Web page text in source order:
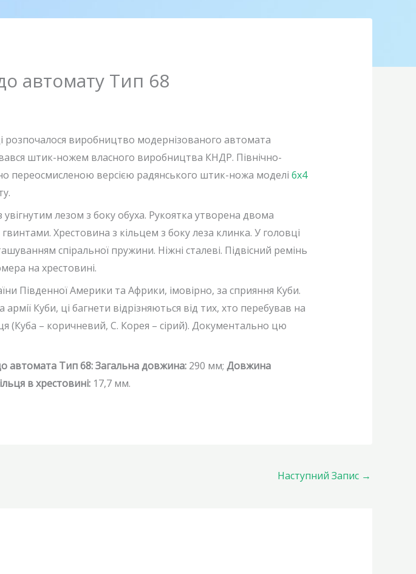
автомату Тип 68
розпочалося виробництво модернізованого автомата
штик-ножем власного виробництва КНДР. Північно-
переосмисленою версією радянського штик-ножа моделі 6х4
лезом з боку обуха. Рукоятка утворена двома
Хрестовина з кільцем з боку леза клинка. У головці
спіральної пружини. Ніжні сталеві. Підвісний ремінь
на хрестовині.
Південної Америки та Африки, імовірно, за сприяння Куби.
Куби, ці багнети відрізняються від тих, хто перебував на
(Куба – коричневий, С. Корея – сірий). Документально цю
автомата Тип 68: Загальна довжина:290 мм; Довжина
в хрестовині:17,7 мм.
Наступний Запис →